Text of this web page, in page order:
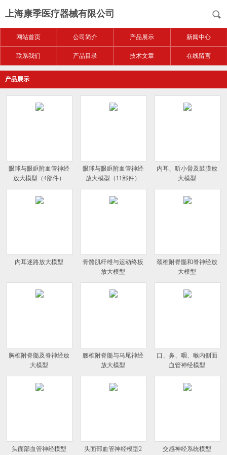
上海康季医疗器械有限公司
网站首页 公司简介 产品展示 新闻中心
联系我们 产品目录 技术文章 在线留言
产品展示
眼球与眼眶附血管神经
放大模型（4部件）
眼球与眼眶附血管神经
放大模型（11部件）
内耳、听小骨及鼓膜放
大模型
内耳迷路放大模型
骨骼肌纤维与运动终板
放大模型
颈椎附脊髓和脊神经放
大模型
胸椎附脊髓及脊神经放
大模型
腰椎附脊髓与马尾神经
放大模型
口、鼻、咽、喉内侧面
血管神经模型
头面部血管神经模型 头面部血管神经模型2 交感神经系统模型